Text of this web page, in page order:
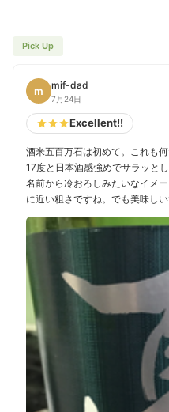
Pick Up
m mif-dad
7月24日
Excellent!!
酒米五百万石は初めて。これも
17度と日本酒感強めでサラッと
名前から冷おろしみたいなイメ
に近い粗さですね。でも美味しい